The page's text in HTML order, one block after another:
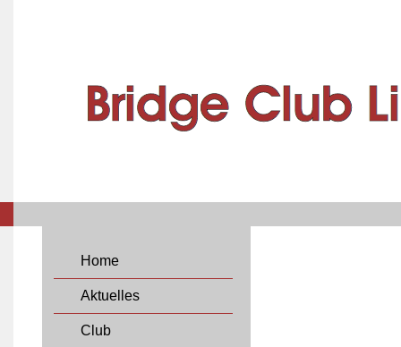
Home
Aktuelles
Club